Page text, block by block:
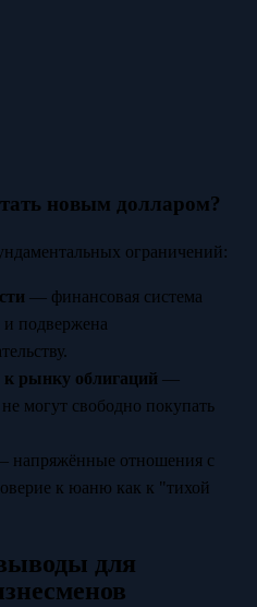
новым долларом?
ограничений:
— финансовая система
и подвержена
рынку облигаций —
могут свободно покупать
напряжённые отношения с
к юаню как к "тихой
для